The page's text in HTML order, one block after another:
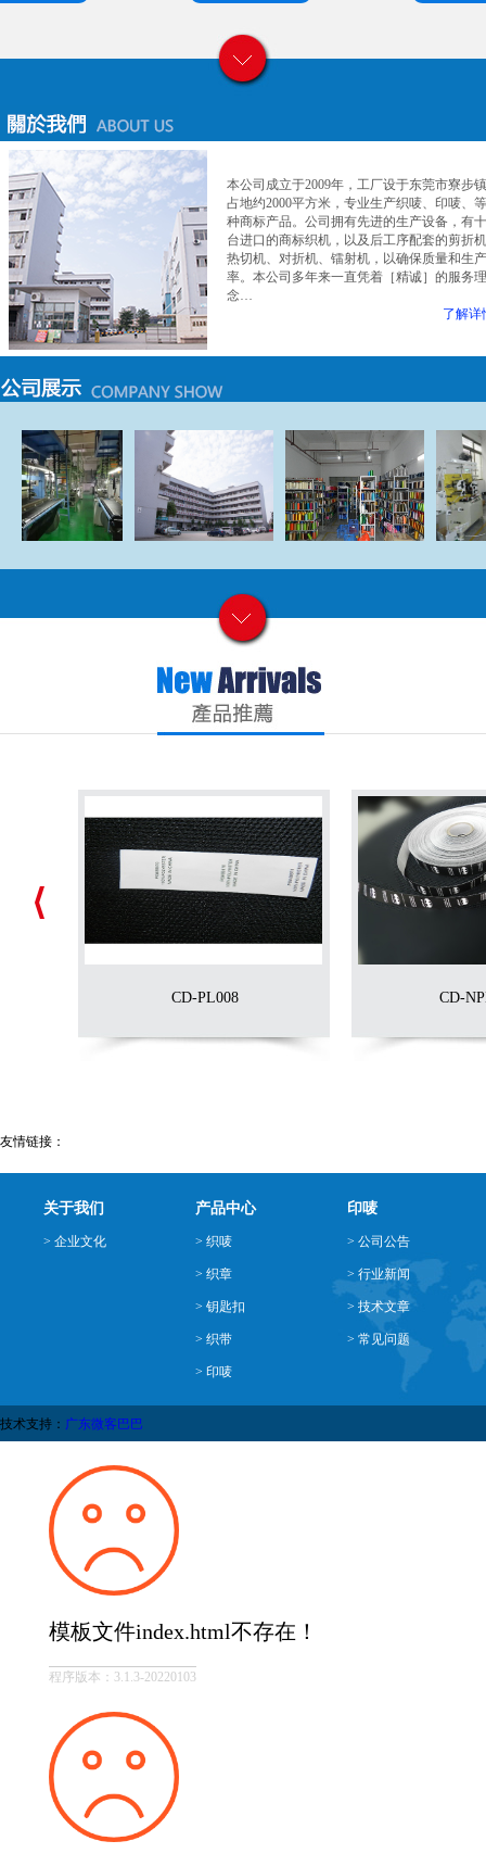
本公司成立于2009年，工厂设于东莞市寮步
占地约2000平方米，专业生产织唛、印唛、
种商标产品。公司拥有先进的生产设备，有
台进口的商标织机，以及后工序配套的剪折
热切机、对折机、镭射机，以确保质量和生
率。本公司多年来一直凭着［精诚］的服务理
念…
了解详
友情链接：
关于我们
> 企业文化
产品中心
> 织唛
> 织章
> 钥匙扣
> 织带
> 印唛
印唛
> 公司公告
> 行业新闻
> 技术文章
> 常见问题
技术支持： 广东微客巴巴
模板文件index.html不存在！
程序版本：3.1.3-20220103